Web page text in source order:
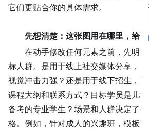
它们更贴合你的具体需求。
先想清楚：这张图用在哪里，给
在动手修改任何元素之前，先明
标人群。是用于线上社交媒体分享，需
视觉冲击力强？还是用于线下招生，
课程大纲和联系方式 ？目标学员是儿
备考的专业学生？场景和人群决定了
格。例如，针对成人的兴趣班 ，模板